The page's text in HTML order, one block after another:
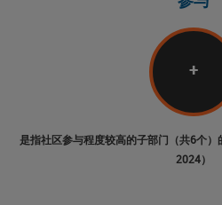
+
是指社区参与程度较高的子部门（共6个）
2024）